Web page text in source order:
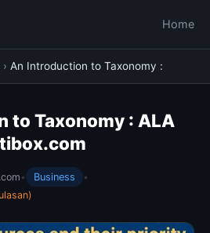
Home
› An Introduction to Taxonomy :
to Taxonomy : ALA
• Business
•